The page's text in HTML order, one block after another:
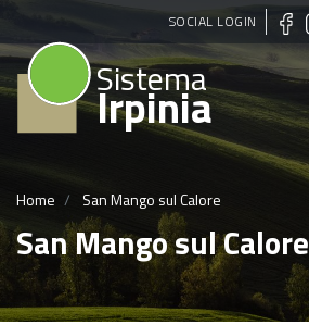
Salta
al
contenuto
principale
SOCIAL LOGIN
Sistema
Irpinia
Home San Mango sul Calore
San Mango sul Calore